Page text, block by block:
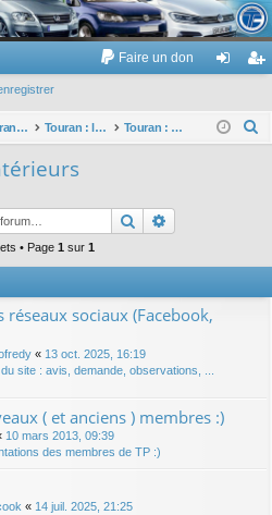
du Volkswagen Touran
Faire un don
ne nr
Le touran dans ses versions I (V1 V2 V3) et II ... Touran : les éléments et équipements extérieurs et intérieurs Touran : garnitures intérieurs
c
Rechercher
• Page 1 sur 1
réseaux sociaux (Facebook,
« 13 oct. 2025, 16:19
site : avis, demande, observations, ...
( et anciens ) membres :)
10 mars 2013, 09:39
des membres de TP :)
« 14 juil. 2025, 21:25